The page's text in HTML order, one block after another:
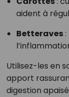
aident à
Betteraves:
Utilisez-les en
apport
digestion